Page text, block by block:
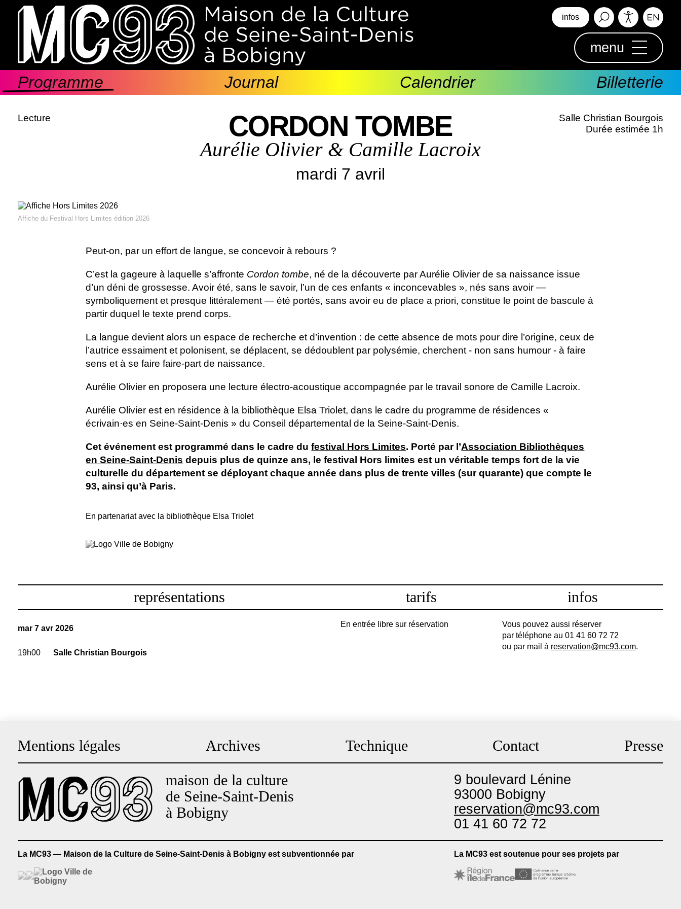
infos
menu
Navigation
Programme Journal Calendrier Billetterie
Lecture CORDON TOMBE
Aurélie Olivier & Camille Lacroix
mardi 7 avril
Salle Christian Bourgois
Durée estimée 1h
Affiche du Festival Hors Limites édition 2026
Peut-on, par un effort de langue, se concevoir à rebours ?
C’est la gageure à laquelle s’affronte Cordon tombe, né de la découverte par Aurélie Olivier de sa naissance issue
d’un déni de grossesse. Avoir été, sans le savoir, l’un de ces enfants « inconcevables », nés sans avoir —
symboliquement et presque littéralement — été portés, sans avoir eu de place a priori, constitue le point de bascule à
partir duquel le texte prend corps.
La langue devient alors un espace de recherche et d’invention : de cette absence de mots pour dire l’origine, ceux de
l’autrice essaiment et polonisent, se déplacent, se dédoublent par polysémie, cherchent - non sans humour - à faire
sens et à se faire faire-part de naissance.
Aurélie Olivier en proposera une lecture électro-acoustique accompagnée par le travail sonore de Camille Lacroix.
Aurélie Olivier est en résidence à la bibliothèque Elsa Triolet, dans le cadre du programme de résidences «
écrivain·es en Seine-Saint-Denis » du Conseil départemental de la Seine-Saint-Denis.
Cet événement est programmé dans le cadre dufestival Hors Limites. Porté par l’Association Bibliothèques
en Seine-Saint-Denis depuis plus de quinze ans, le festival Hors limites est un véritable temps fort de la vie
culturelle du département se déployant chaque année dans plus de trente villes (sur quarante) que compte le
93, ainsi qu’à Paris.
En partenariat avec la bibliothèque Elsa Triolet
représentations
mar 7 avr 2026
19h00 Salle Christian Bourgois
tarifs
En entrée libre sur réservation
infos
Vous pouvez aussi réserver
par téléphone au 01 41 60 72 72
ou par mail à reservation@mc93.com.
Pied
page
Mentions légales Archives Technique Contact Presse
maison de la culture
de Seine-Saint-Denis
à Bobigny
9 boulevard Lénine
93000 Bobigny
reservation@mc93.com
01 41 60 72 72
La MC93 — Maison de la Culture de Seine-Saint-Denis à Bobigny est subventionnée par La MC93 est soutenue pour ses projets par